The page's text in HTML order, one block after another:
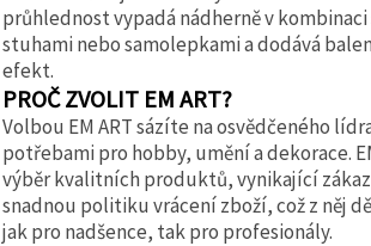
průhlednost vypadá nádherně v kombinaci
stuhami nebo samolepkami a dodává
efekt.
PROČ ZVOLIT EM ART?
Volbou EM ART sázíte na osvědčeného
potřebami pro hobby, umění a dekorace.
výběr kvalitních produktů, vynikající
snadnou politiku vrácení zboží, což z něj
jak pro nadšence, tak pro profesionály.